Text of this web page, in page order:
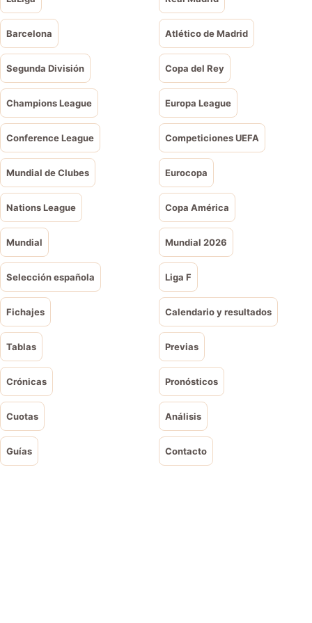
Barcelona Atlético de Madrid
Segunda División Copa del Rey
Champions League Europa League
Conference League Competiciones UEFA
Mundial de Clubes Eurocopa
Nations League Copa América
Mundial Mundial 2026
Selección española Liga F
Fichajes Calendario y resultados
Tablas Previas
Crónicas Pronósticos
Cuotas Análisis
Guías Contacto